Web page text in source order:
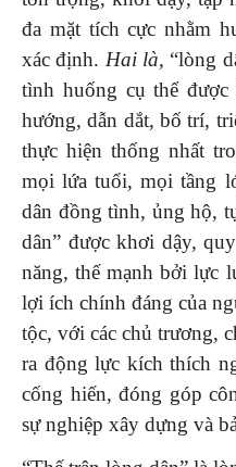
đa mặt tích cực nhằm
xác định. Hai là, “lòng
tình huống cụ thể
hướng, dẫn dắt, bố trí,
thực hiện thống nhất
mọi lứa tuổi, mọi tầng
dân đồng tình, ủng hộ,
dân” được khơi dậy,
năng, thế mạnh bởi lực
lợi ích chính đáng của
tộc, với các chủ trương,
ra động lực kích thích
cống hiến, đóng góp
sự nghiệp xây dựng và